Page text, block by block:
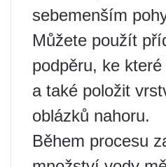
sebemenším
Můžete použít
podpěru, ke
a také položit
oblázků nahoru.
Během procesu